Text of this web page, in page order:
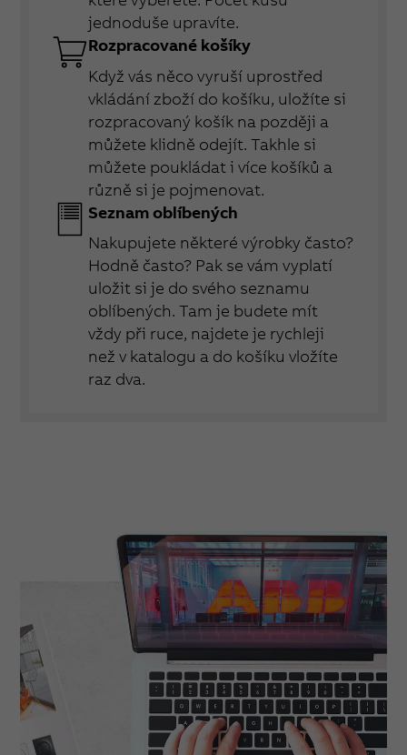
jednoduše upravíte.
Rozpracované košíky
Když vás něco vyruší uprostřed
vkládání zboží do košíku, uložíte si
rozpracovaný košík na později a
můžete klidně odejít. Takhle si
můžete poukládat i více košíků a
různě si je pojmenovat.
Seznam oblíbených
Nakupujete některé výrobky často?
Hodně často? Pak se vám vyplatí
uložit si je do svého seznamu
oblíbených. Tam je budete mít
vždy při ruce, najdete je rychleji
než v katalogu a do košíku vložíte
raz dva.